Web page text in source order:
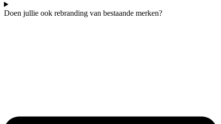
Doen jullie ook rebranding van bestaande merken?